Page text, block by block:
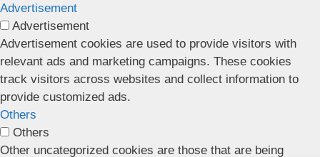
Advertisement
Advertisement
Advertisement cookies are used to provide visitors with
relevant ads and marketing campaigns. These cookies
track visitors across websites and collect information to
provide customized ads.
Others
Others
Other uncategorized cookies are those that are being